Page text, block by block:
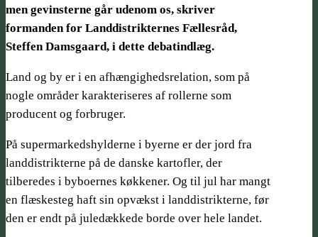
men gevinsterne går udenom os, skriver
formanden for Landdistrikternes Fællesråd,
Steffen Damsgaard, i dette debatindlæg.
Land og by er i en afhængighedsrelation, som på
nogle områder karakteriseres af rollerne som
producent og forbruger.
På supermarkedshylderne i byerne er der jord fra
landdistrikterne på de danske kartofler, der
tilberedes i byboernes køkkener. Og til jul har mangt
en flæskesteg haft sin opvækst i landdistrikterne, før
den er endt på juledækkede borde over hele landet.